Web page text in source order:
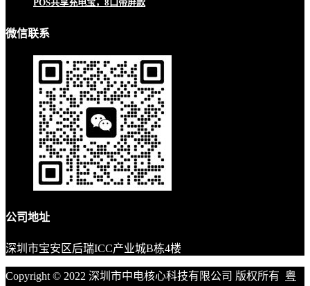
POS共享充电宝，8口带屏款
微信联系
公司地址
深圳市宝安区后瑞ICC产业城B栋4楼
Copyright © 2022 深圳市中电核心科技有限公司 版权所有 粤